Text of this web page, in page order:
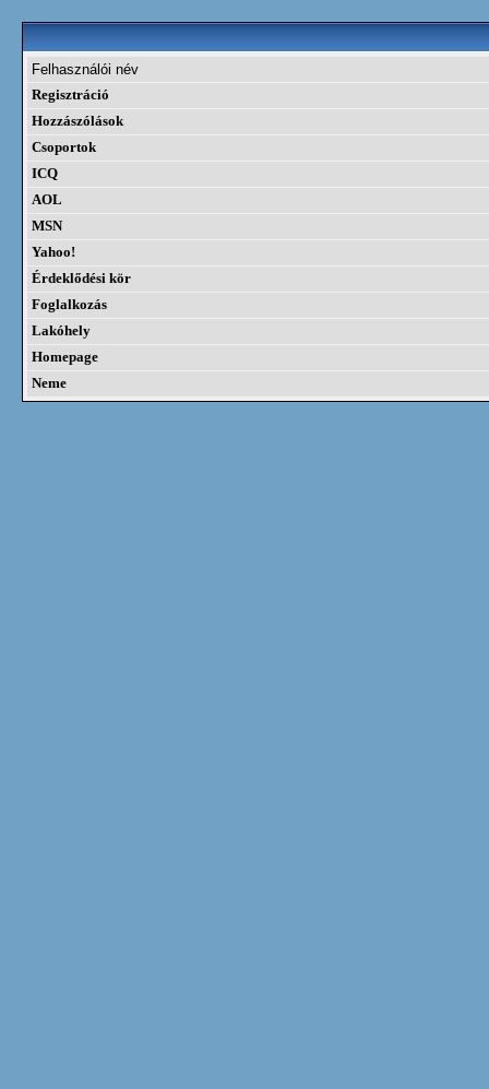
Felhasználói név
Regisztráció
Hozzászólások
Csoportok
ICQ
AOL
MSN
Yahoo!
Érdeklődési kör
Foglalkozás
Lakóhely
Homepage
Neme